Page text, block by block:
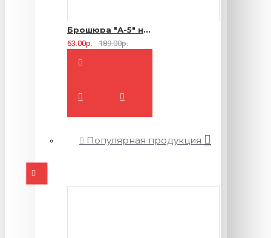
Брошюра "А-5" на 2 скрепки - 16 страниц
63.00р. 189.00р.
Популярная продукция